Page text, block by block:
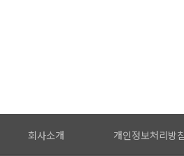
회사소개 개인정보처리방침